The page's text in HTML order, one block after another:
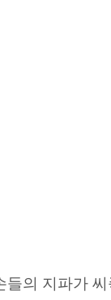
들의 지파가